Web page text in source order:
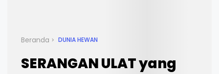
Beranda DUNIA HEWAN
SERANGAN ULAT yang